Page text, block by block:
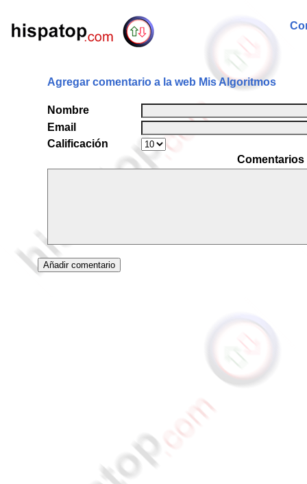
Agregar comentario a la web Mis Algoritmos
Nombre
Email
Calificación
Comentarios